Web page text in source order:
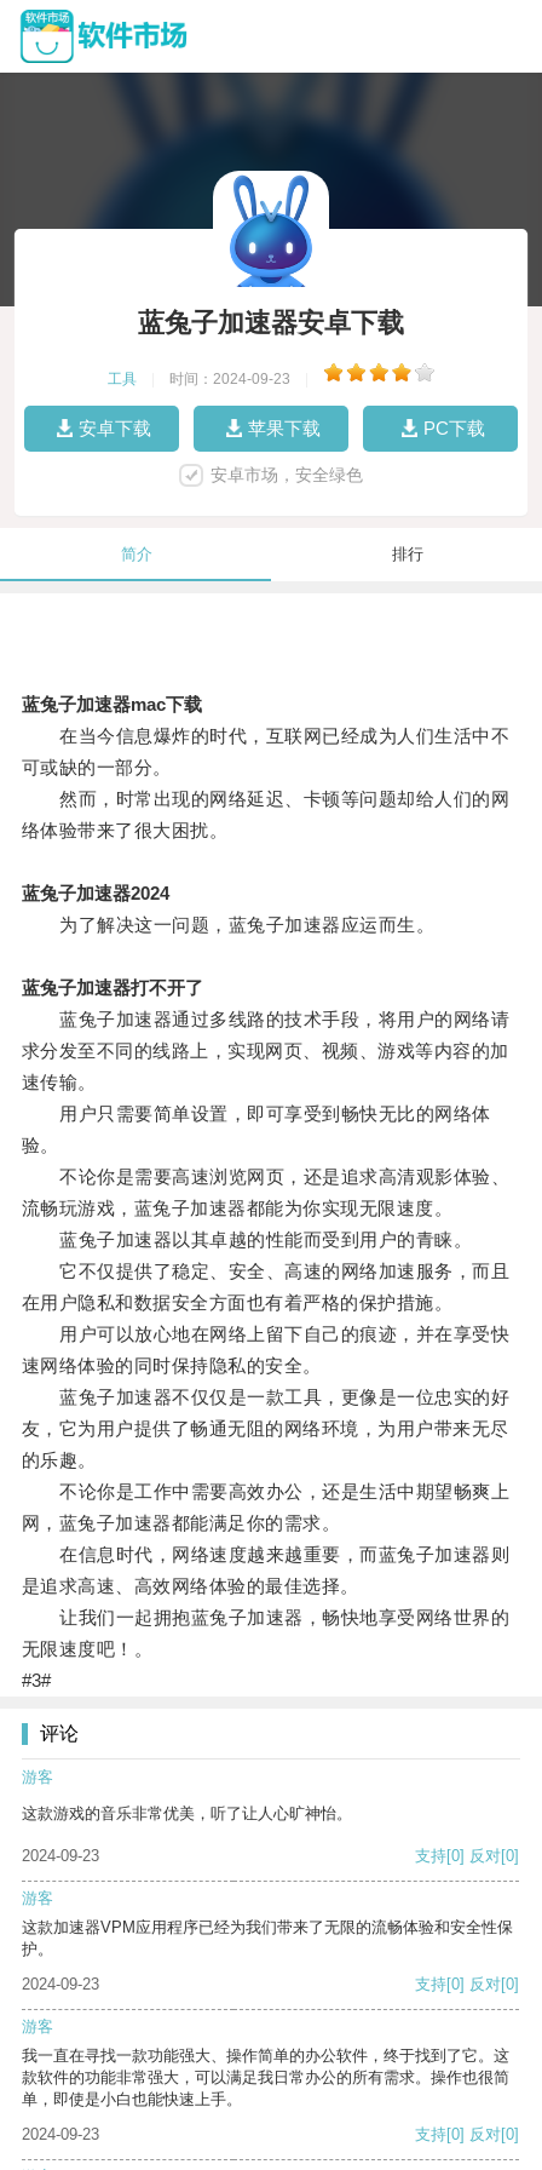
蓝兔子加速器安卓下载
工具 时间：2024-09-23
安卓下载 苹果下载 PC下载
安卓市场，安全绿色
简介 排行
蓝兔子加速器mac下载
在当今信息爆炸的时代，互联网已经成为人们生活中不
可或缺的一部分。
然而，时常出现的网络延迟、卡顿等问题却给人们的网
络体验带来了很大困扰。
蓝兔子加速器2024
为了解决这一问题，蓝兔子加速器应运而生。
蓝兔子加速器打不开了
蓝兔子加速器通过多线路的技术手段，将用户的网络请
求分发至不同的线路上，实现网页、视频、游戏等内容的加
速传输。
用户只需要简单设置，即可享受到畅快无比的网络体
验。
不论你是需要高速浏览网页，还是追求高清观影体验、
流畅玩游戏，蓝兔子加速器都能为你实现无限速度。
蓝兔子加速器以其卓越的性能而受到用户的青睐。
它不仅提供了稳定、安全、高速的网络加速服务，而且
在用户隐私和数据安全方面也有着严格的保护措施。
用户可以放心地在网络上留下自己的痕迹，并在享受快
速网络体验的同时保持隐私的安全。
蓝兔子加速器不仅仅是一款工具，更像是一位忠实的好
友，它为用户提供了畅通无阻的网络环境，为用户带来无尽
的乐趣。
不论你是工作中需要高效办公，还是生活中期望畅爽上
网，蓝兔子加速器都能满足你的需求。
在信息时代，网络速度越来越重要，而蓝兔子加速器则
是追求高速、高效网络体验的最佳选择。
让我们一起拥抱蓝兔子加速器，畅快地享受网络世界的
无限速度吧！。
#3#
评论
游客
这款游戏的音乐非常优美，听了让人心旷神怡。
2024-09-23 支持[0] 反对[0]
游客
这款加速器VPM应用程序已经为我们带来了无限的流畅体验和安全性保
护。
2024-09-23
支持[0] 反对[0]
游客
我一直在寻找一款功能强大、操作简单的办公软件，终于找到了它。这
款软件的功能非常强大，可以满足我日常办公的所有需求。操作也很简
单，即使是小白也能快速上手。
2024-09-23
支持[0] 反对[0]